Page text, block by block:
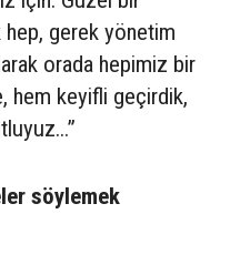
hep, gerek yönetim
orada hepimiz bir
hem keyifli geçirdik,
söylemek